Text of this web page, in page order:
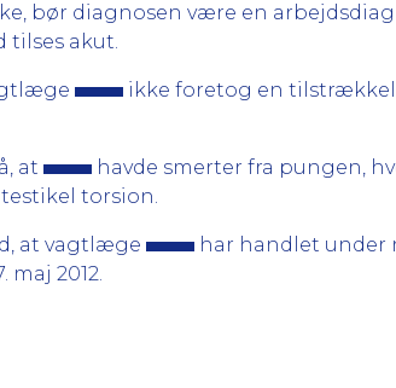
bør diagnosen være en
tilses akut.
ikke foretog en
at
havde smerter fra pungen,
torsion.
at vagtlæge
har handlet
maj 2012.